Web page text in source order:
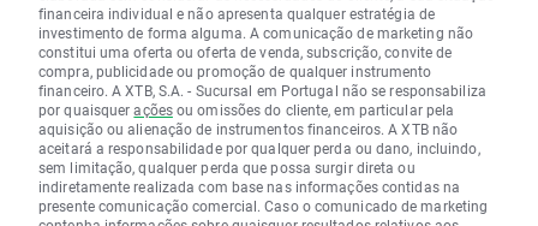
financeira individual e não apresenta qualquer estratégia de
investimento de forma alguma. A comunicação de marketing não
constitui uma oferta ou oferta de venda, subscrição, convite de
compra, publicidade ou promoção de qualquer instrumento
financeiro. A XTB, S.A. - Sucursal em Portugal não se responsabiliza
por quaisqueraçõesou omissões do cliente, em particular pela
aquisição ou alienação de instrumentos financeiros. A XTB não
aceitará a responsabilidade por qualquer perda ou dano, incluindo,
sem limitação, qualquer perda que possa surgir direta ou
indiretamente realizada com base nas informações contidas na
presente comunicação comercial. Caso o comunicado de marketing